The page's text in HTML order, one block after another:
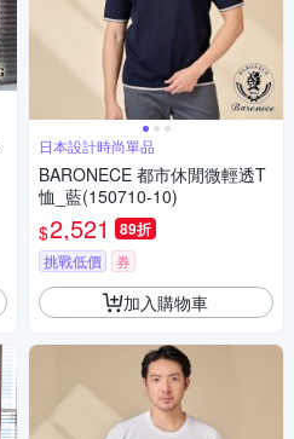
日本設計時尚單品
BARONECE 都市休閒微輕透T
恤_藍(150710-10)
$2,521 89折
挑戰低價 券
加入購物車